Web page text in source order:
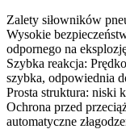
Zalety siłowników
Wysokie
odpornego na
Szybka reakcja:
szybka, odpowiednia
Prosta struktura: niski
Ochrona przed
automatyczne